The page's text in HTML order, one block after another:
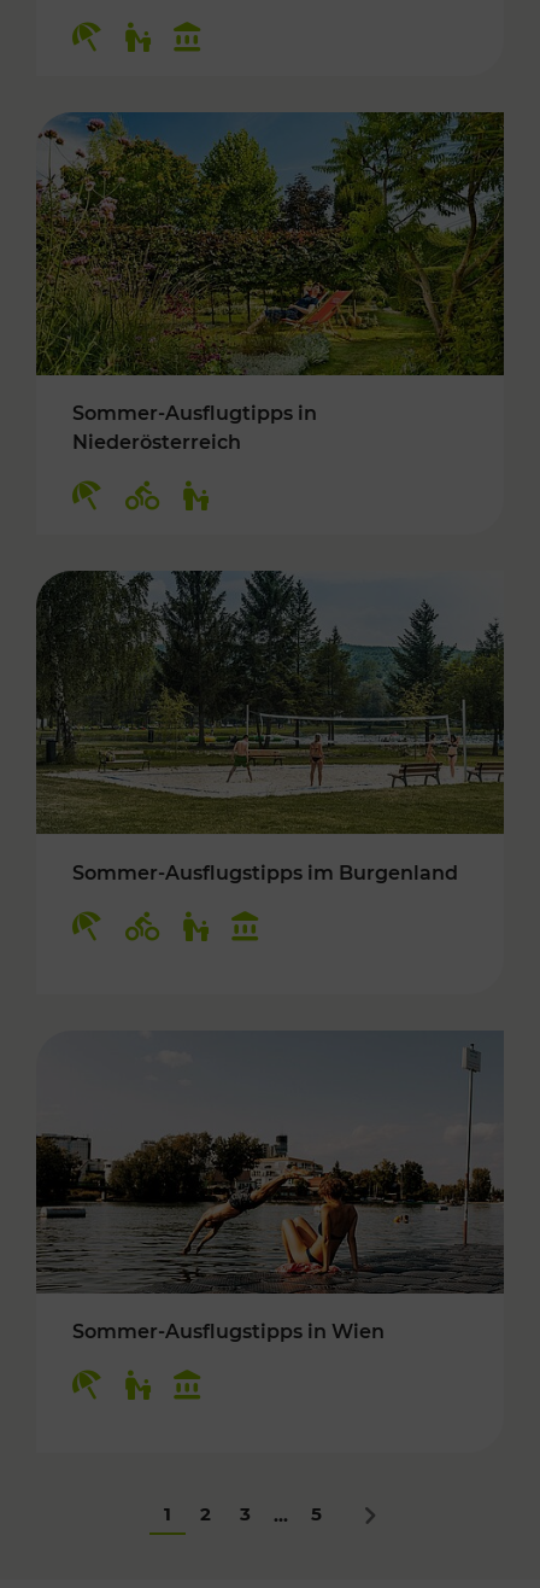
Sommer-Ausflugtipps in
Niederösterreich
Sommer-Ausflugstipps im Burgenland
Sommer-Ausflugstipps in Wien
1 2 3 ... 5 Nächstes